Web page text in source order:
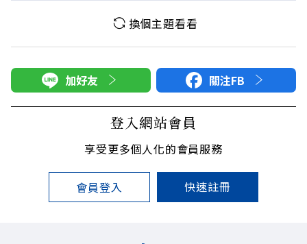
換個主題看看
加好友 關注FB
登入網站會員
享受更多個人化的會員服務
會員登入 快速註冊